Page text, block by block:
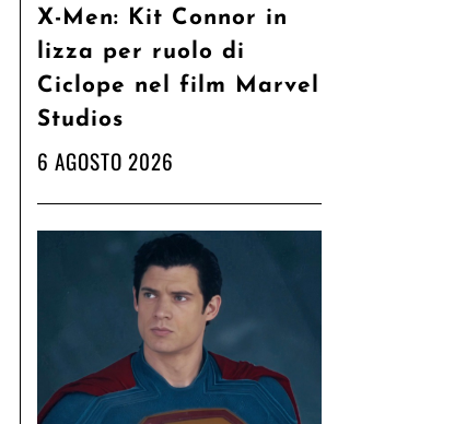
X-Men: Kit Connor in
lizza per ruolo di
Ciclope nel film Marvel
Studios
6 AGOSTO 2026